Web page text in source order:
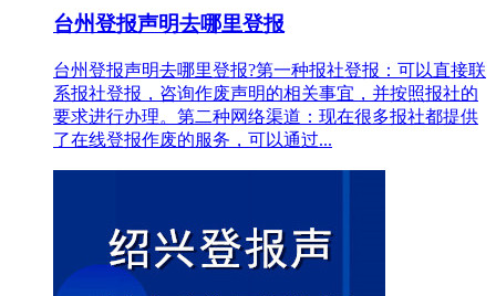
台州登报声明去哪里登报
台州登报声明去哪里登报?第一种报社登报：可以直接联
系报社登报，咨询作废声明的相关事宜，并按照报社的
要求进行办理。第二种网络渠道：现在很多报社都提供
了在线登报作废的服务，可以通过...